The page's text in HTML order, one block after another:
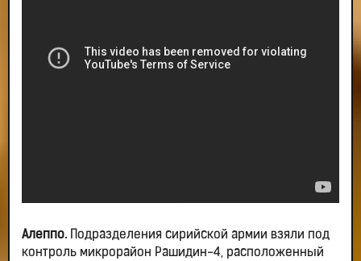
Алеппо.
Подразделения сирийской армии взяли под
контроль микрорайон Рашидин-4, расположенный